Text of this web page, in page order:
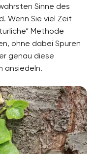
Sinne des
Wenn Sie viel Zeit
Methode
ohne dabei Spuren
genau diese
ansiedeln.